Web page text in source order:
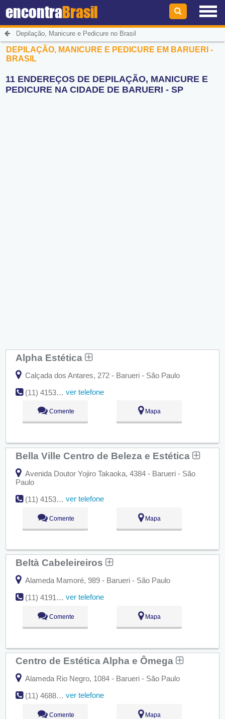
encontraBrasil
Depilação, Manicure e Pedicure no Brasil
DEPILAÇÃO, MANICURE E PEDICURE EM BARUERI -
BRASIL
11 ENDEREÇOS DE DEPILAÇÃO, MANICURE E
PEDICURE NA CIDADE DE BARUERI - SP
Alpha Estética
Calçada dos Antares, 272 - Barueri - São Paulo
(11) 4153-8704
ver telefone
Comente Mapa
Bella Ville Centro de Beleza e Estética
Avenida Doutor Yojiro Takaoka, 4384 - Barueri - São
Paulo
(11) 4153-2603
ver telefone
Comente Mapa
Beltà Cabeleireiros
Alameda Mamoré, 989 - Barueri - São Paulo
(11) 4191-8209
ver telefone
Comente Mapa
Centro de Estética Alpha e Ômega
Alameda Rio Negro, 1084 - Barueri - São Paulo
(11) 4688-2681
ver telefone
Comente Mapa